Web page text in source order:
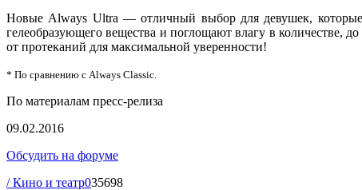
Новые Always Ultra ― отличный выбор для девушек,
гелеобразующего вещества и поглощают влагу в количестве,
от протеканий для максимальной уверенности!
* По сравнению с Always Classic.
По материалам пресс-релиза
09.02.2016
Обсудить на форуме
/ Кино и театр035698